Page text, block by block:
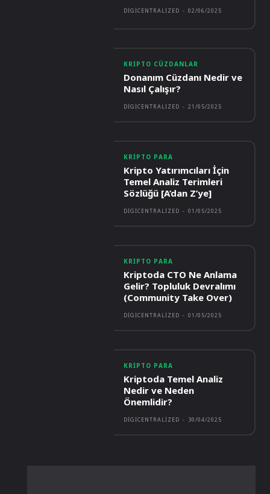
DIGICENTRALIZED - 02/06/2025
KRIPTO CÜZDANLAR
Donanım Cüzdanı Nedir ve
Nasıl Çalışır?
DIGICENTRALIZED - 21/05/2025
KRIPTO PARA
Kripto Yatırımcıları İçin
Temel Analiz Terimleri
Sözlüğü [A’dan Z’ye]
DIGICENTRALIZED - 01/05/2025
KRIPTO PARA
Kriptoda CTO Ne Anlama
Gelir? Topluluk Devralımı
(Community Take Over)
DIGICENTRALIZED - 01/05/2025
KRIPTO PARA
Kriptoda Temel Analiz
Nedir ve Neden
Önemlidir?
DIGICENTRALIZED - 30/04/2025